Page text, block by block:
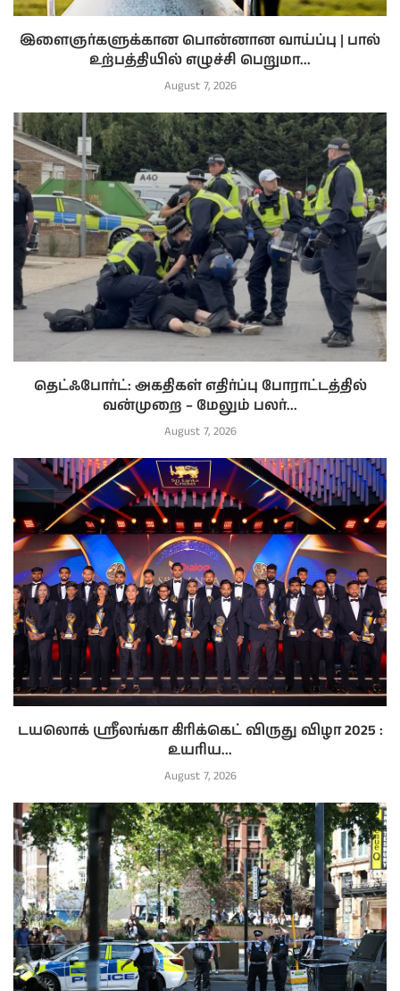
இளைஞர்களுக்கான பொன்னான வாய்ப்பு | பால்
உற்பத்தியில் எழுச்சி பெறுமா...
August 7, 2026
தெட்ஃபோர்ட்: அகதிகள் எதிர்ப்பு போராட்டத்தில்
வன்முறை – மேலும் பலர்...
August 7, 2026
டயலொக் ஸ்ரீலங்கா கிரிக்கெட் விருது விழா 2025 :
உயரிய...
August 7, 2026